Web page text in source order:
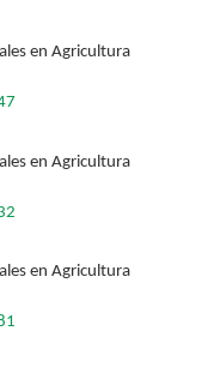
en Agricultura
en Agricultura
en Agricultura